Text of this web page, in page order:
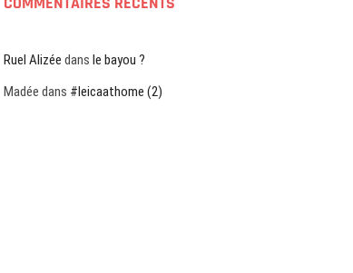
Ruel Alizée dans le bayou ?
Madée dans #leicaathome (2)